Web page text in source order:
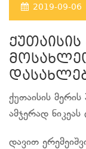
2019-09-06
ქუთაისის
ამჯერად
დავით